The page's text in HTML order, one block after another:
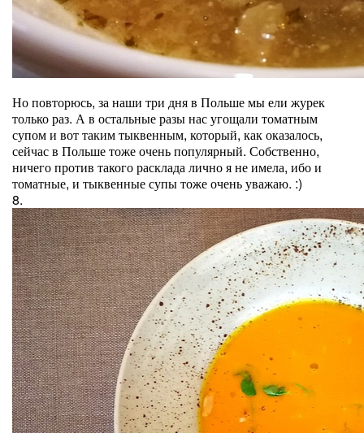
Но повторюсь, за наши три дня в Польше мы ели журек
только раз. А в остальные разы нас угощали томатным
супом и вот таким тыквенным, который, как оказалось,
сейчас в Польше тоже очень популярный. Собственно,
ничего против такого расклада лично я не имела, ибо и
томатные, и тыквенные супы тоже очень уважаю. :)
8.